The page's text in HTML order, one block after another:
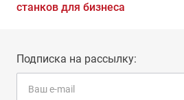
станков для бизнеса
Подписка на рассылку: